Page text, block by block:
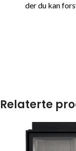
der du kan
Relaterte